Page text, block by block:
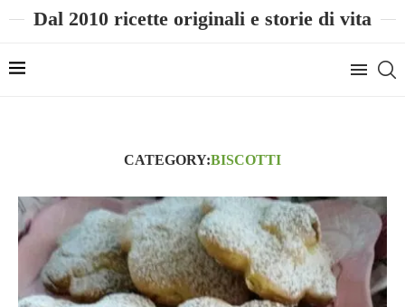
Dal 2010 ricette originali e storie di vita
CATEGORY:BISCOTTI